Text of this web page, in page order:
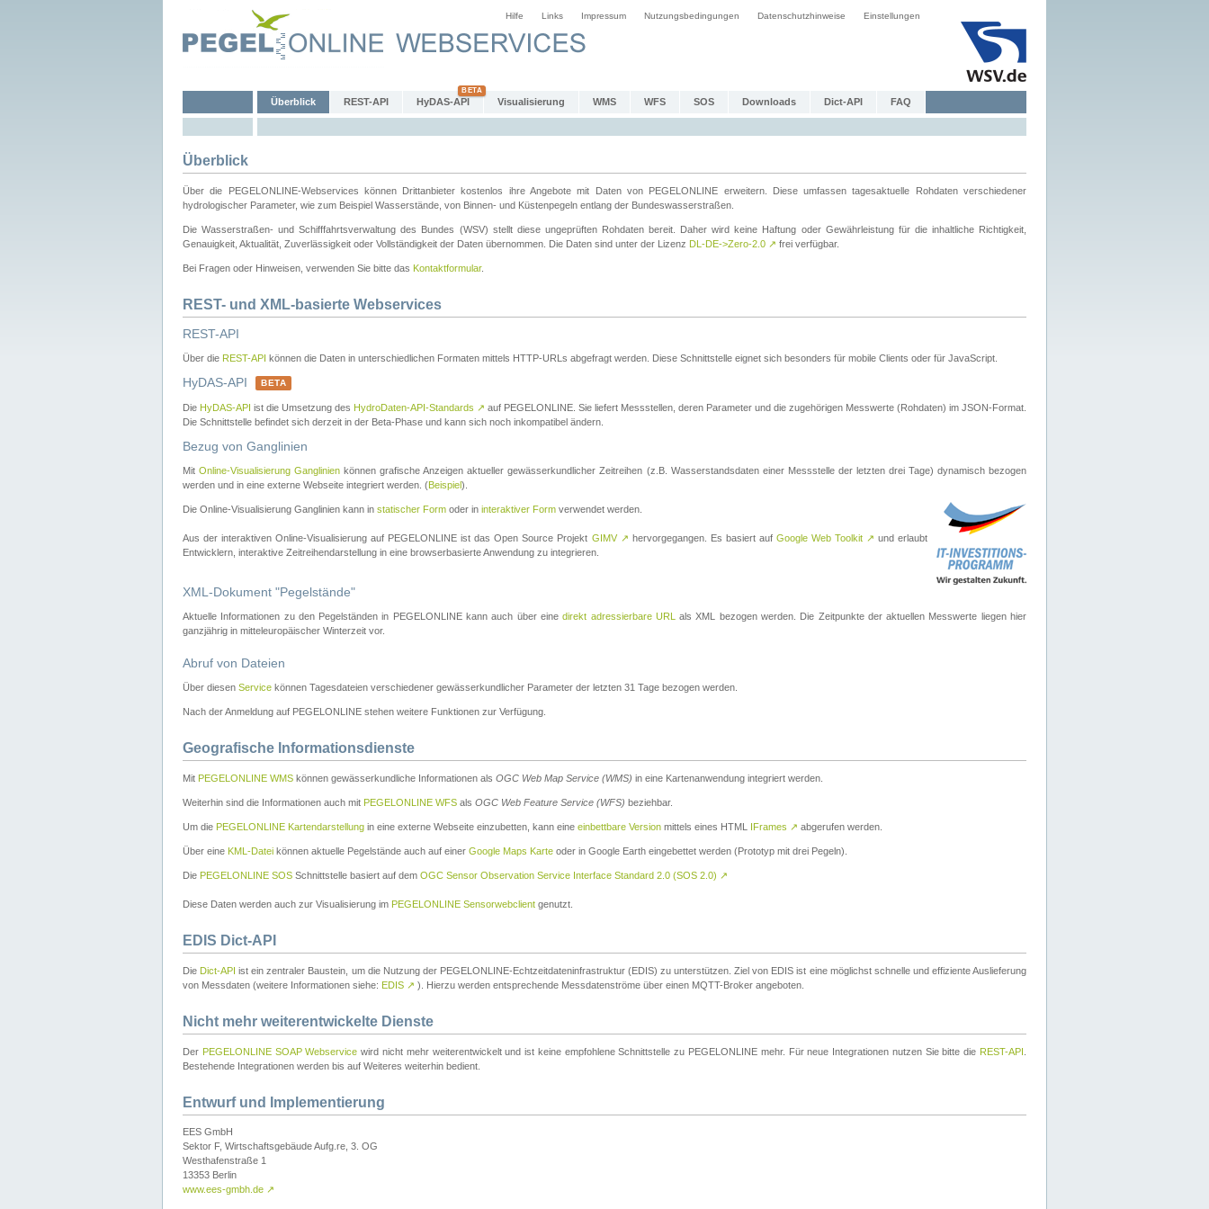
Hilfe Links Impressum Nutzungsbedingungen Datenschutzhinweise Einstellungen
Überblick REST-API HyDAS-API Visualisierung WMS WFS SOS Downloads Dict-API FAQ
Überblick
Über die PEGELONLINE-Webservices können Drittanbieter kostenlos ihre Angebote mit Daten von PEGELONLINE erweitern. Diese umfassen tagesaktuelle Rohdaten verschiedener
hydrologischer Parameter, wie zum Beispiel Wasserstände, von Binnen- und Küstenpegeln entlang der Bundeswasserstraßen.
Die Wasserstraßen- und Schifffahrtsverwaltung des Bundes (WSV) stellt diese ungeprüften Rohdaten bereit. Daher wird keine Haftung oder Gewährleistung für die inhaltliche Richtigkeit,
Genauigkeit, Aktualität, Zuverlässigkeit oder Vollständigkeit der Daten übernommen. Die Daten sind unter der Lizenz DL-DE->Zero-2.0 ↗ frei verfügbar.
Bei Fragen oder Hinweisen, verwenden Sie bitte das Kontaktformular.
REST- und XML-basierte Webservices
REST-API
Über die REST-API können die Daten in unterschiedlichen Formaten mittels HTTP-URLs abgefragt werden. Diese Schnittstelle eignet sich besonders für mobile Clients oder für JavaScript.
HyDAS-API BETA
Die HyDAS-API ist die Umsetzung des HydroDaten-API-Standards ↗ auf PEGELONLINE. Sie liefert Messstellen, deren Parameter und die zugehörigen Messwerte (Rohdaten) im JSON-Format.
Die Schnittstelle befindet sich derzeit in der Beta-Phase und kann sich noch inkompatibel ändern.
Bezug von Ganglinien
MitOnline-Visualisierung Ganglinien können grafische Anzeigen aktueller gewässerkundlicher Zeitreihen (z.B. Wasserstandsdaten einer Messstelle der letzten drei Tage) dynamisch bezogen
werden und in eine externe Webseite integriert werden. (Beispiel).
Die Online-Visualisierung Ganglinien kann in statischer Form oder in interaktiver Form verwendet werden.
Aus der interaktiven Online-Visualisierung auf PEGELONLINE ist das Open Source Projekt GIMV ↗ hervorgegangen. Es basiert auf Google Web Toolkit ↗ und erlaubt
Entwicklern, interaktive Zeitreihendarstellung in eine browserbasierte Anwendung zu integrieren.
XML-Dokument "Pegelstände"
Aktuelle Informationen zu den Pegelständen in PEGELONLINE kann auch über einedirekt adressierbare URL
als XML bezogen werden. Die Zeitpunkte der aktuellen Messwerte liegen hier
ganzjährig in mitteleuropäischer Winterzeit vor.
Abruf von Dateien
Über diesen Service können Tagesdateien verschiedener gewässerkundlicher Parameter der letzten 31 Tage bezogen werden.
Nach der Anmeldung auf PEGELONLINE stehen weitere Funktionen zur Verfügung.
Geografische Informationsdienste
Mit PEGELONLINE WMS können gewässerkundliche Informationen als OGC Web Map Service (WMS) in eine Kartenanwendung integriert werden.
Weiterhin sind die Informationen auch mit PEGELONLINE WFS als OGC Web Feature Service (WFS) beziehbar.
Um die PEGELONLINE Kartendarstellung in eine externe Webseite einzubetten, kann eine einbettbare Version mittels eines HTML IFrames ↗ abgerufen werden.
Über eine KML-Datei können aktuelle Pegelstände auch auf einer Google Maps Karte oder in Google Earth eingebettet werden (Prototyp mit drei Pegeln).
Die PEGELONLINE SOS Schnittstelle basiert auf dem OGC Sensor Observation Service Interface Standard 2.0 (SOS 2.0) ↗
Diese Daten werden auch zur Visualisierung im PEGELONLINE Sensorwebclient genutzt.
EDIS Dict-API
Die Dict-API ist ein zentraler Baustein, um die Nutzung der PEGELONLINE-Echtzeitdateninfrastruktur (EDIS) zu unterstützen. Ziel von EDIS ist eine möglichst schnelle und effiziente Auslieferung
von Messdaten (weitere Informationen siehe: EDIS ↗ ). Hierzu werden entsprechende Messdatenströme über einen MQTT-Broker angeboten.
Nicht mehr weiterentwickelte Dienste
Der PEGELONLINE SOAP Webservice wird nicht mehr weiterentwickelt und ist keine empfohlene Schnittstelle zu PEGELONLINE mehr. Für neue Integrationen nutzen Sie bitte die REST-API
Bestehende Integrationen werden bis auf Weiteres weiterhin bedient.
Entwurf und Implementierung
EES GmbH
Sektor F, Wirtschaftsgebäude Aufg.re, 3. OG
Westhafenstraße 1
13353 Berlin
www.ees-gmbh.de ↗